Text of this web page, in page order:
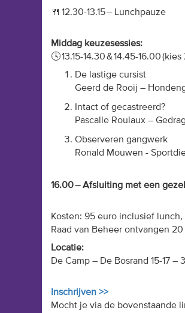
🍴 12.30-13.15– Lunchpauze
Middag keuzesessies:
🕓13.15-14.30&14.45-16.00(kies
De lastige cursist
Geerd de Rooij –
Intact of gecastreerd?
Pascalle Roulaux –
Observeren gangwerk
Ronald Mouwen - S
16.00– Afsluiting met een
Kosten: 95 euro inclusief
Raad van Beheer ontvangen
Locatie:
De Camp – De Bosrand 15-17 –
Inschrijven >>
Mocht je via de bovenstaande